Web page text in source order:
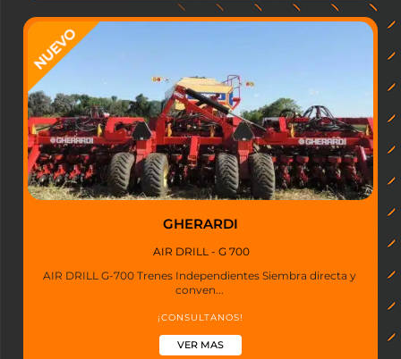
GHERARDI
AIR DRILL - G 700
AIR DRILL G-700 Trenes Independientes Siembra directa y
conven...
¡CONSULTANOS!
VER MAS